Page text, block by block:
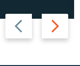
Назад Вперед